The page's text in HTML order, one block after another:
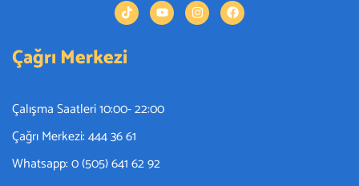
Çağrı Merkezi
Çalışma Saatleri 10:00- 22:00
Çağrı Merkezi: 444 36 61
Whatsapp: 0 (505) 641 62 92